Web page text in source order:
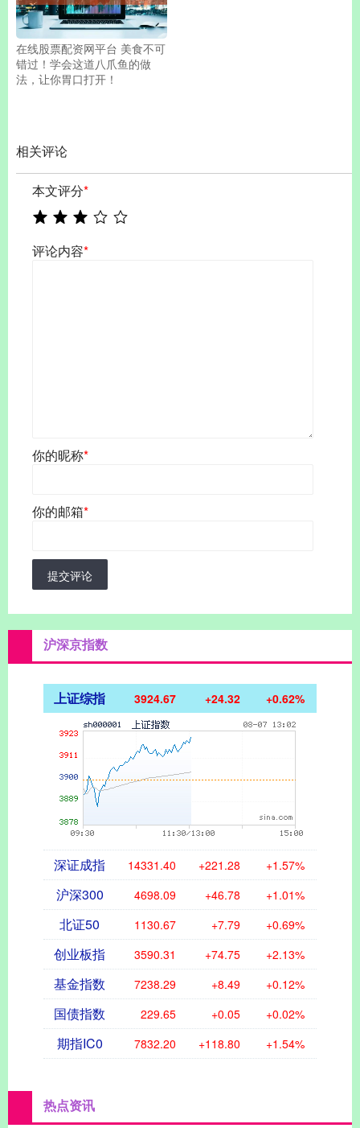
在线股票配资网平台 美食不可
错过！学会这道八爪鱼的做
法，让你胃口打开！
相关评论
本文评分*
评论内容*
你的昵称*
你的邮箱*
提交评论
沪深京指数
上证综指 3924.67 +24.32 +0.62%
深证成指 14331.40 +221.28 +1.57%
沪深300 4698.09 +46.78 +1.01%
北证50 1130.67 +7.79 +0.69%
创业板指 3590.31 +74.75 +2.13%
基金指数 7238.29 +8.49 +0.12%
国债指数 229.65 +0.05 +0.02%
期指IC0 7832.20 +118.80 +1.54%
热点资讯